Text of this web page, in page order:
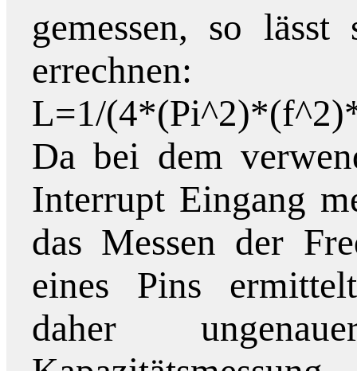
gemessen, so
errechnen:
L=1/
Da bei dem
Interrupt Eingang
das Messen der
eines Pins
daher